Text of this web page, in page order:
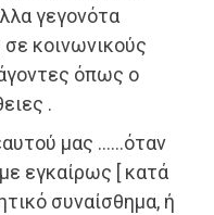
γεγονότα
σε κοινωνικούς
όπως ο
.
μας ……όταν
εγκαίρως [ κατά
συναίσθημα, ή